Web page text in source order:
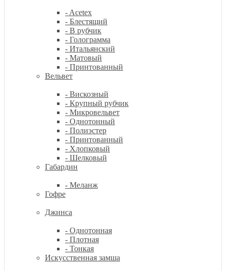
- Acetex
- Блестящий
- В рубчик
- Голограмма
- Итальянский
- Матовый
- Принтованный
Вельвет
- Вискозный
- Крупный рубчик
- Микровельвет
- Однотонный
- Полиэстер
- Принтованный
- Хлопковый
- Шелковый
Габардин
- Меланж
Гофре
Джинса
- Однотонная
- Плотная
- Тонкая
Искусственная замша